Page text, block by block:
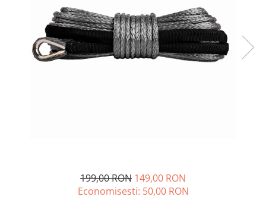
GOES MY 2026
MODEL ATV CAN-AM
Can-Am Outlander
Can-Am Renegade
Manusi
Tricouri
ECHIPAMENTE COPII
ACCESORII MOTO
ACCESORII IARNA ATV / SSV
SUPORT SKIJET
ACCESORII ATV
199,00 RON 149,00 RON
Economisesti: 50,00 RON